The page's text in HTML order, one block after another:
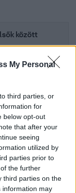
My Personal
third parties, or
for
below opt-out
that after your
seeing
utilized by
parties prior to
the further
third parties on the
information may
között
hírekről a